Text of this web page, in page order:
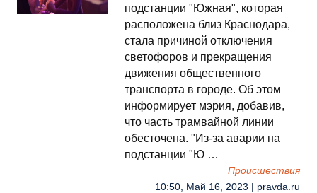
подстанции "Южная", которая
расположена близ Краснодара,
стала причиной отключения
светофоров и прекращения
движения общественного
транспорта в городе. Об этом
информирует мэрия, добавив,
что часть трамвайной линии
обесточена. "Из-за аварии на
подстанции "Ю …
Происшествия
10:50, Май 16, 2023 | pravda.ru